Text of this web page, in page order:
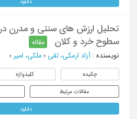
تحلیل ارزش های سنتی و مدرن در
سطوح خرد و کلان
مقاله
نویسنده : آزاد ارمکی، تقی ؛ ملکی، امیر ؛
چکیده کلیدواژه
مقالات مرتبط
دانلود